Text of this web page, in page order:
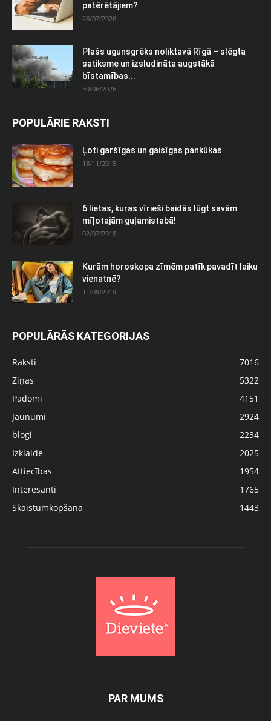
patērētājiem?
28/07/2026
Plašs ugunsgrēks noliktavā Rīgā – slēgta
satiksme un izsludināta augstākā
bīstamības...
30/06/2026
POPULĀRIE RAKSTI
Ļoti garšīgas un gaisīgas pankūkas
18/11/2015
6 lietas, kuras vīrieši baidās lūgt savām
mīļotajām guļamistabā!
02/07/2018
Kurām horoskopa zīmēm patīk pavadīt laiku
vienatnē?
11/09/2019
POPULĀRĀS KATEGORIJAS
Raksti
7016
Ziņas
5322
Padomi
4151
Jaunumi
2924
blogi
2234
Izklaide
2025
Attiecības
1954
Interesanti
1765
Skaistumkopšana
1443
PAR MUMS